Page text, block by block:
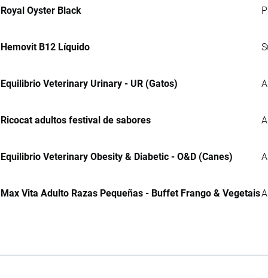
Royal Oyster Black
Hemovit B12 Líquido
Equilibrio Veterinary Urinary - UR (Gatos)
Ricocat adultos festival de sabores
Equilibrio Veterinary Obesity & Diabetic - O&D (Canes)
Max Vita Adulto Razas Pequeñas - Buffet Frango & Vegetais